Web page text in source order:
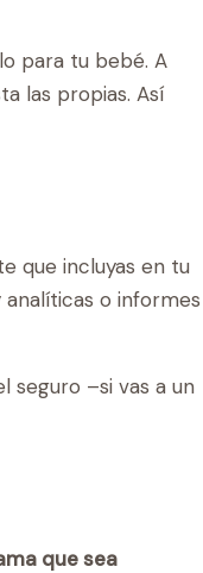
para tu bebé. A
las propias. Así
que incluyas en tu
o informes
seguro –si vas a un
que sea